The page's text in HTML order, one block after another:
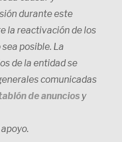
durante este
la reactivación de los
posible. La
de la entidad se
comunicadas
de anuncios y